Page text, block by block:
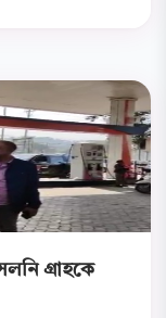
গ্ৰাহকে